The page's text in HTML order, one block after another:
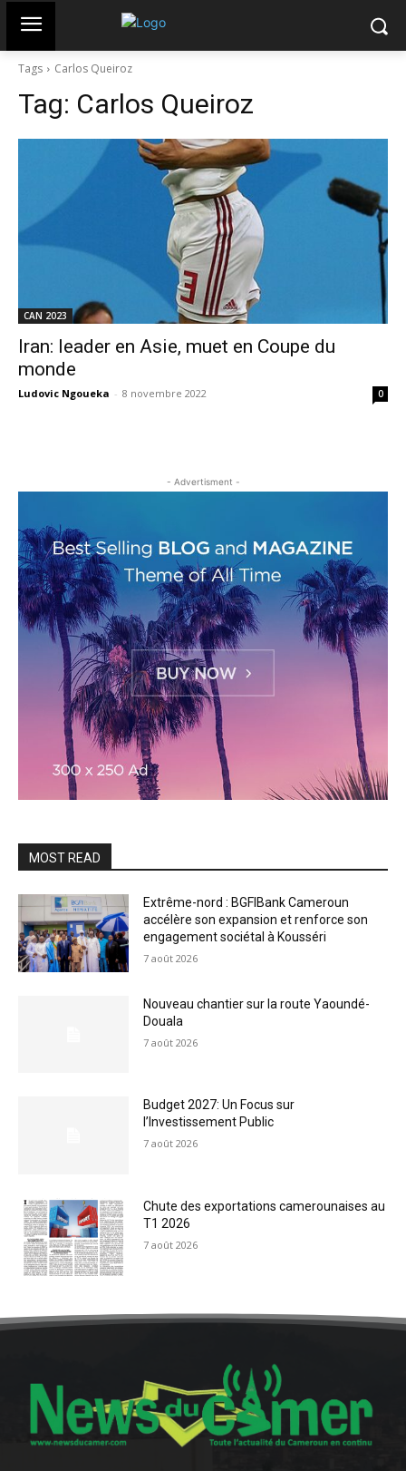
Tags Carlos Queiroz
Tag: Carlos Queiroz
CAN 2023
Iran: leader en Asie, muet en Coupe du
monde
Ludovic Ngoueka - 8 novembre 2022 0
- Advertisment -
MOST READ
Extrême-nord : BGFIBank Cameroun
accélère son expansion et renforce son
engagement sociétal à Kousséri
7 août 2026
Nouveau chantier sur la route Yaoundé-
Douala
7 août 2026
Budget 2027: Un Focus sur
l’Investissement Public
7 août 2026
Chute des exportations camerounaises au
T1 2026
7 août 2026